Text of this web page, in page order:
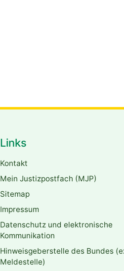
Links
Kontakt
Mein Justizpostfach (MJP)
Sitemap
Impressum
Datenschutz und elektronische
Kommunikation
Hinweisgeberstelle des Bundes
Meldestelle)